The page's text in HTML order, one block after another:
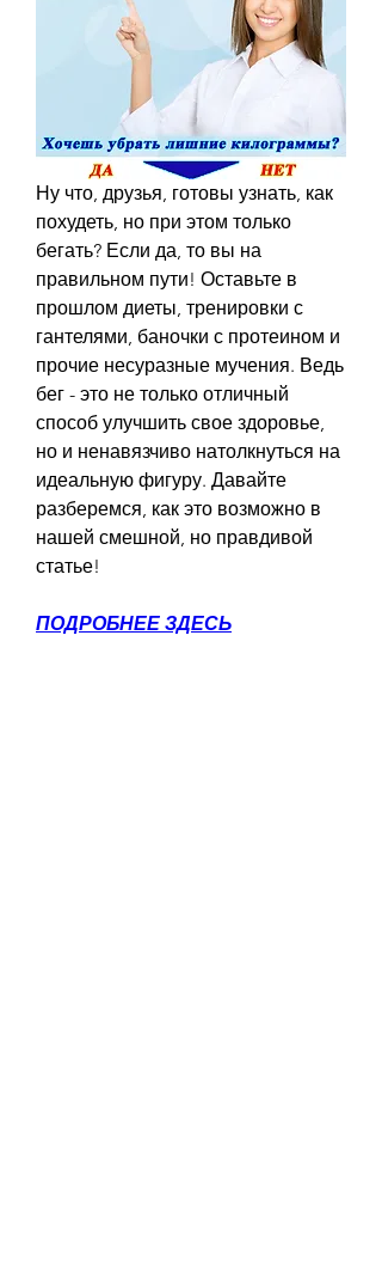
Ну что, друзья, готовы узнать, как
похудеть, но при этом только
бегать? Если да, то вы на
правильном пути! Оставьте в
прошлом диеты, тренировки с
гантелями, баночки с протеином и
прочие несуразные мучения. Ведь
бег - это не только отличный
способ улучшить свое здоровье,
но и ненавязчиво натолкнуться на
идеальную фигуру. Давайте
разберемся, как это возможно в
нашей смешной, но правдивой
статье!
ПОДРОБНЕЕ ЗДЕСЬ